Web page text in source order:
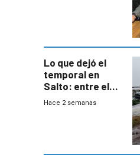
Lo que dejó el
temporal en
Salto: entre el
impacto
Hace 2 semanas